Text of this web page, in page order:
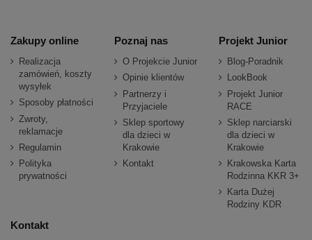
Zakupy online
Realizacja
zamówień, koszty
wysyłek
Sposoby płatności
Zwroty,
reklamacje
Regulamin
Polityka
prywatności
Poznaj nas
O Projekcie Junior
Opinie klientów
Partnerzy i
Przyjaciele
Sklep sportowy
dla dzieci w
Krakowie
Kontakt
Projekt Junior
Blog-Poradnik
LookBook
Projekt Junior
RACE
Sklep narciarski
dla dzieci w
Krakowie
Krakowska Karta
Rodzinna KKR 3+
Karta Dużej
Rodziny KDR
Kontakt